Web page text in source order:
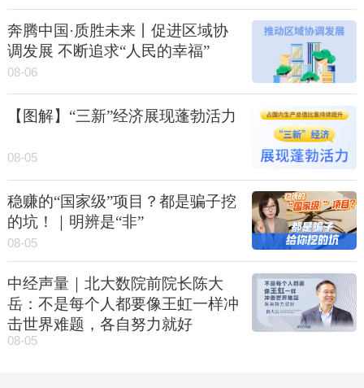
奔腾中国·质胜未来丨促进区域协
调发展 不断追求“人民的幸福”
08-06
【图解】“三新”经济展现蓬勃活力
08-05
稳赚的“国家级”项目？都是骗子挖
的坑！｜明辨是“非”
08-05
中经声量｜北大数院前院长陈大
岳：不是每个人都要像王虹一样冲
击世界难题，各自努力就好
08-05